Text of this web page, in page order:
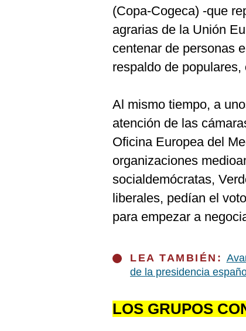
(Copa-Cogeca) -que
agrarias de la Unión
centenar de personas
respaldo de
Al mismo tiempo, a
atención de las
Oficina Europea del
organizaciones
socialdemócratas,
liberales, pedían el
para empezar a
LEA TAMBIÉN:
de la presidencia
LOS GRUPOS